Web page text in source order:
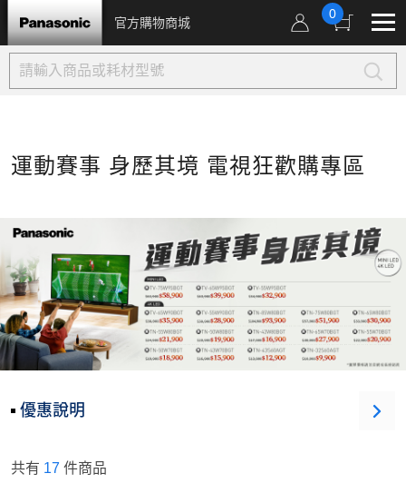
官方購物商城
0
運動賽事 身歷其境 電視狂歡購專區
優惠說明
共有 17 件商品